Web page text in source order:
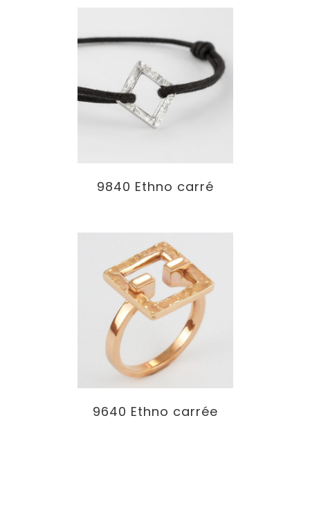
9840 Ethno carré
9640 Ethno carrée